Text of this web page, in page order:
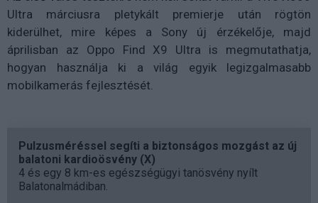
Ultra márciusra pletykált premierje után rögtön
kiderülhet, mire képes a Sony új érzékelője, majd
áprilisban az Oppo Find X9 Ultra is megmutathatja,
hogyan használja ki a világ egyik legizgalmasabb
mobilkamerás fejlesztését.
Pulzusméréssel segíti a biztonságos mozgást az új
balatoni kardioösvény (X)
4 és egy 8 km-es egészségügyi tanösvény nyílt
Balatonalmádiban.